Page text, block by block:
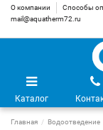
О компании Способы
mail@aquatherm72.ru
Каталог
Главная Водоотведение